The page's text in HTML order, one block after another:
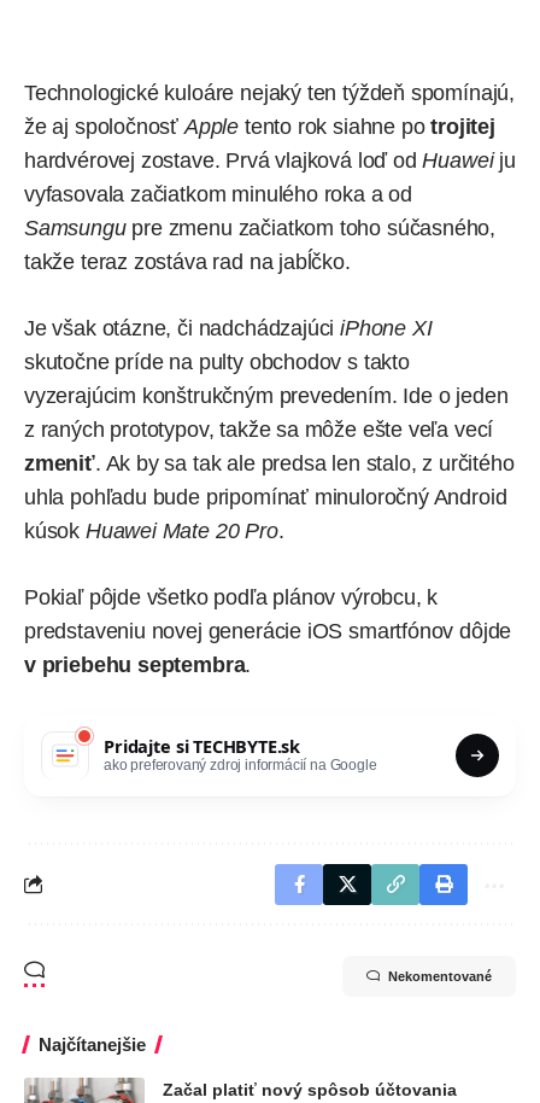
Technologické kuloáre nejaký ten týždeň spomínajú,
že aj spoločnosť Apple tento rok siahne potrojitej
hardvérovej zostave. Prvá vlajková loď odHuaweiju
vyfasovala začiatkom minulého roka a od
Samsungupre zmenu začiatkom toho súčasného,
takže teraz zostáva rad na jabĺčko.
Je však otázne, či nadchádzajúciiPhone XI
skutočne príde na pulty obchodov s takto
vyzerajúcim konštrukčným prevedením. Ide o jeden
z raných prototypov, takže sa môže ešte veľa vecí
zmeniť. Ak by sa tak ale predsa len stalo, z určitého
uhla pohľadu bude pripomínať minuloročný Android
kúsok Huawei Mate 20 Pro.
Pokiaľ pôjde všetko podľa plánov výrobcu, k
predstaveniu novej generácie iOS smartfónov dôjde
v priebehu septembra.
Pridajte siTECHBYTE.sk
ako preferovaný zdroj informácií na Google
Nekomentované
Najčítanejšie
Začal platiť nový spôsob účtovania